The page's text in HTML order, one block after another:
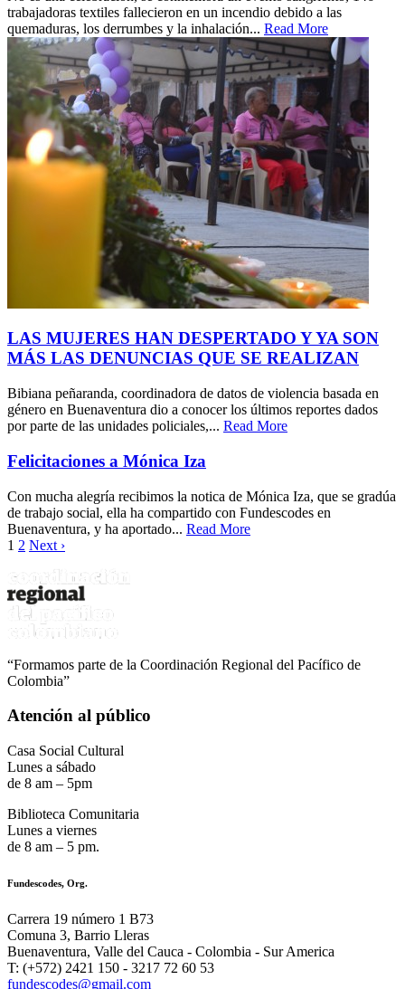
trabajadoras textiles fallecieron en un incendio debido a las
quemaduras, los derrumbes y la inhalación... Read More
LAS MUJERES HAN DESPERTADO Y YA SON
MÁS LAS DENUNCIAS QUE SE REALIZAN
Bibiana peñaranda, coordinadora de datos de violencia basada en
género en Buenaventura dio a conocer los últimos reportes dados
por parte de las unidades policiales,... Read More
Felicitaciones a Mónica Iza
Con mucha alegría recibimos la notica de Mónica Iza, que se gradúa
de trabajo social, ella ha compartido con Fundescodes en
Buenaventura, y ha aportado... Read More
1 2 Next ›
“Formamos parte de la Coordinación Regional del Pacífico de
Colombia”
Atención al público
Casa Social Cultural
Lunes a sábado
de 8 am – 5pm
Biblioteca Comunitaria
Lunes a viernes
de 8 am – 5 pm.
Fundescodes, Org.
Carrera 19 número 1 B73
Comuna 3, Barrio Lleras
Buenaventura, Valle del Cauca - Colombia - Sur America
T: (+572) 2421 150 - 3217 72 60 53
fundescodes@gmail.com